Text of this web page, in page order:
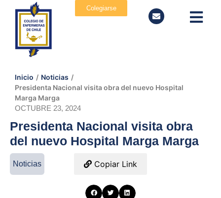
Colegiarse
Inicio / Noticias /
Presidenta Nacional visita obra del nuevo Hospital
Marga Marga
OCTUBRE 23, 2024
Presidenta Nacional visita obra
del nuevo Hospital Marga Marga
Noticias Copiar Link